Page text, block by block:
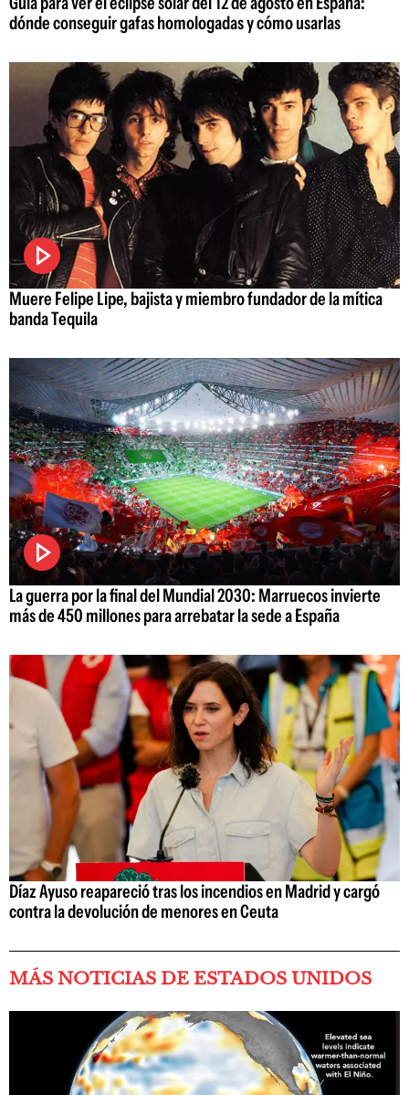
dónde conseguir gafas homologadas y cómo usarlas
Muere Felipe Lipe, bajista y miembro fundador de la mítica
banda Tequila
La guerra por la final del Mundial 2030: Marruecos invierte
más de 450 millones para arrebatar la sede a España
Díaz Ayuso reapareció tras los incendios en Madrid y cargó
contra la devolución de menores en Ceuta
MÁS NOTICIAS DE ESTADOS UNIDOS